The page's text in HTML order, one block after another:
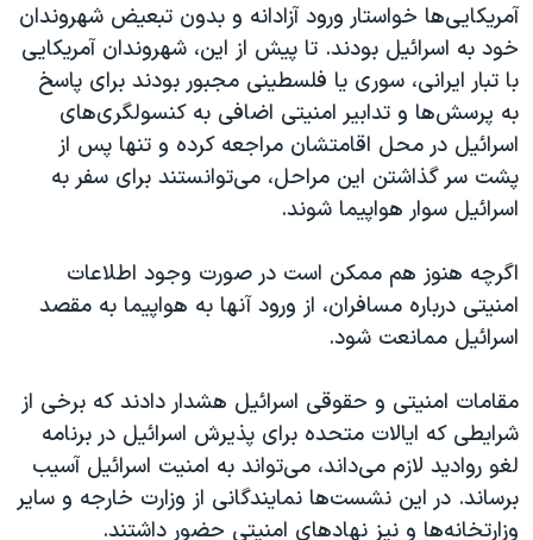
آمریکایی‌ها خواستار ورود آزادانه و بدون تبعیض شهروندان
خود به اسرائیل بودند. تا پیش از این، شهروندان آمریکایی
با تبار ایرانی، سوری یا فلسطینی مجبور بودند برای پاسخ
به پرسش‌ها و تدابیر امنیتی اضافی به کنسولگری‌های
اسرائیل در محل اقامتشان مراجعه کرده و تنها پس از
پشت سر گذاشتن این مراحل، می‌توانستند برای سفر به
اسرائيل سوار هواپیما شوند.
اگرچه هنوز هم ممکن است در صورت وجود اطلاعات
امنیتی درباره مسافران، از ورود آنها به هواپیما به مقصد
اسرائيل ممانعت شود.
مقامات امنیتی و حقوقی اسرائیل هشدار دادند که برخی از
شرایطی که ایالات متحده برای پذیرش اسرائیل در برنامه
لغو روادید لازم می‌داند، می‌تواند به امنیت اسرائیل آسیب
برساند. در این نشست‌ها نمایندگانی از وزارت خارجه و سایر
وزارتخانه‌ها و نیز نهادهای امنیتی حضور داشتند.